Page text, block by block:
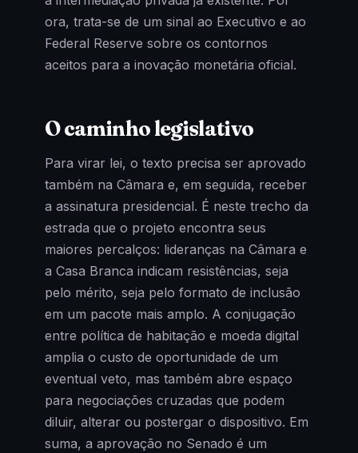
ora, trata-se de um sinal ao Executivo e ao
Federal Reserve sobre os contornos
aceitos para a inovação monetária oficial.
O caminho legislativo
Para virar lei, o texto precisa ser aprovado
também na Câmara e, em seguida, receber
a assinatura presidencial. É neste trecho da
estrada que o projeto encontra seus
maiores percalços: lideranças na Câmara e
a Casa Branca indicam resistências, seja
pelo mérito, seja pelo formato de inclusão
em um pacote mais amplo. A conjugação
entre política de habitação e moeda digital
amplia o custo de oportunidade de um
eventual veto, mas também abre espaço
para negociações cruzadas que podem
diluir, alterar ou postergar o dispositivo. Em
suma, a aprovação no Senado é um